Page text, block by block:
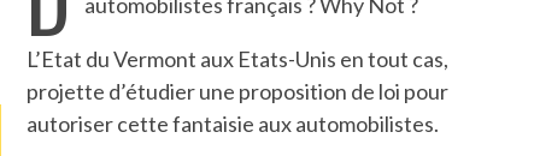
LA PHOTO
L’Etat du Vermont aux Etats-Unis en tout cas,
projette d’étudier une proposition de loi pour
autoriser cette fantaisie aux automobilistes.